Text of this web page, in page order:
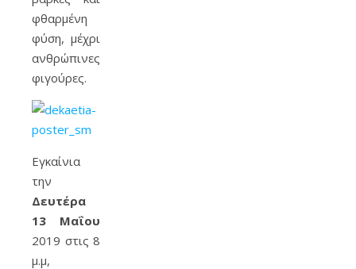
φθαρμένη
φύση, μέχρι
ανθρώπινες
φιγούρες.
Εγκαίνια
την
Δευτέρα
13 Μαΐου
2019 στις 8
μ.μ,